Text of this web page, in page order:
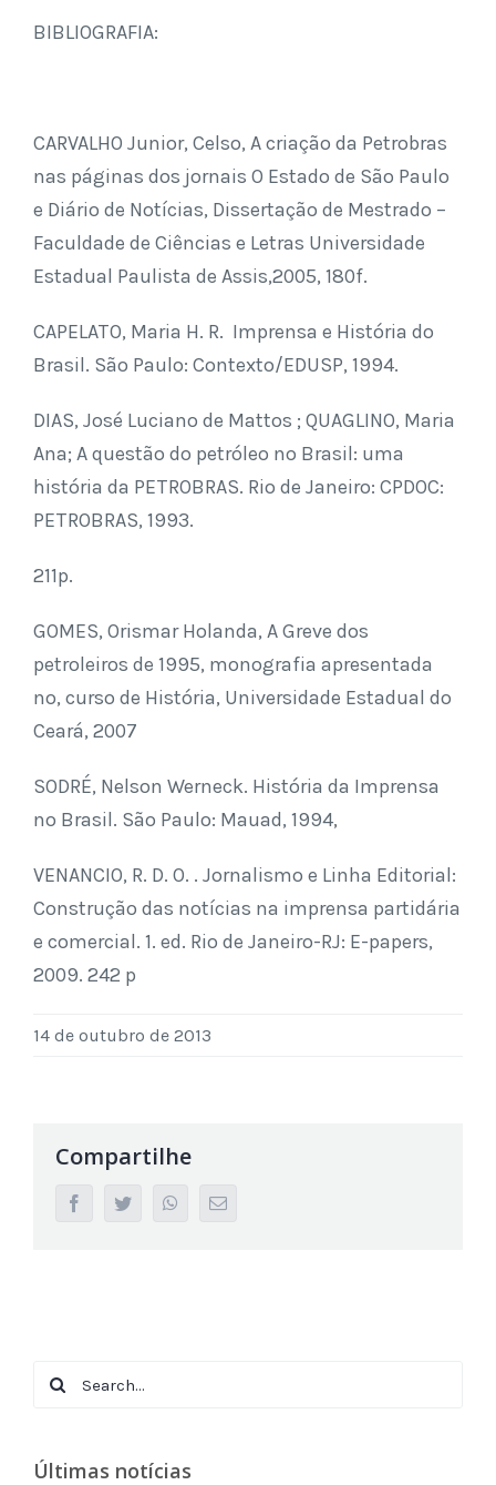
BIBLIOGRAFIA:
CARVALHO Junior, Celso, A criação da Petrobras
nas páginas dos jornais O Estado de São Paulo
e Diário de Notícias, Dissertação de Mestrado –
Faculdade de Ciências e Letras Universidade
Estadual Paulista de Assis,2005, 180f.
CAPELATO, Maria H. R. Imprensa e História do
Brasil. São Paulo: Contexto/EDUSP, 1994.
DIAS, José Luciano de Mattos ; QUAGLINO, Maria
Ana; A questão do petróleo no Brasil: uma
história da PETROBRAS. Rio de Janeiro: CPDOC:
PETROBRAS, 1993.
211p.
GOMES, Orismar Holanda, A Greve dos
petroleiros de 1995, monografia apresentada
no, curso de História, Universidade Estadual do
Ceará, 2007
SODRÉ, Nelson Werneck. História da Imprensa
no Brasil. São Paulo: Mauad, 1994,
VENANCIO, R. D. O. . Jornalismo e Linha Editorial:
Construção das notícias na imprensa partidária
e comercial. 1. ed. Rio de Janeiro-RJ: E-papers,
2009. 242 p
14 de outubro de 2013
Compartilhe
facebooktwitter whatsappEmail
Search
Últimas notícias